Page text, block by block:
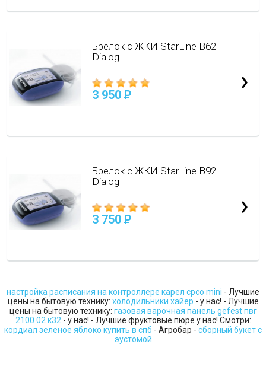
Брелок с ЖКИ StarLine B62
Dialog
3 950 P
Брелок с ЖКИ StarLine B92
Dialog
3 750 P
настройка расписания на контроллере карел cpco mini - Лучшие
цены на бытовую технику: холодильники хайер - у нас! - Лучшие
цены на бытовую технику: газовая варочная панель gefest пвг
2100 02 к32 - у нас! - Лучшие фруктовые пюре у нас! Смотри:
кордиал зеленое яблоко купить в спб - Агробар - сборный букет с
эустомой